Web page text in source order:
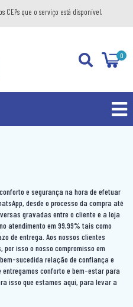
CEPs que o serviço está disponível.
0
e segurança na hora de efetuar
desde o processo da compra até
gravadas entre o cliente e a loja
atendimento em 99,99% tais como
de entrega. Aos nossos clientes
por isso o nosso compromisso em
sucedida relação de confiança e
conforto e bem-estar para
isso que estamos aqui, para levar a